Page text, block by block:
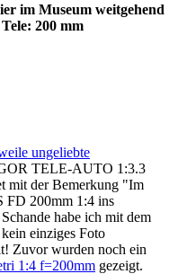
im Museum weitgehend
200 mm
ungeliebte
TELE-AUTO 1:3.3
mit der Bemerkung "Im
FD 200mm 1:4 ins
habe ich mit dem
einziges Foto
Zuvor wurden noch ein
1:4 f=200mm gezeigt.